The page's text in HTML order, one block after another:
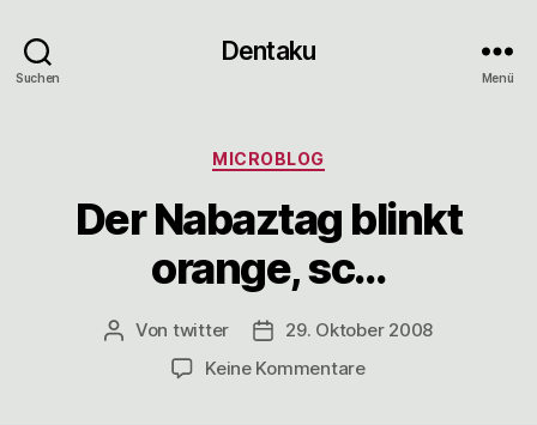
Suchen
Dentaku
Menü
Kategorien
MICROBLOG
Der Nabaztag blinkt
orange, sc…
Beitragsautor
Von twitter Veröffentlichungsdatum
29. Oktober 2008
Keine Kommentarezu